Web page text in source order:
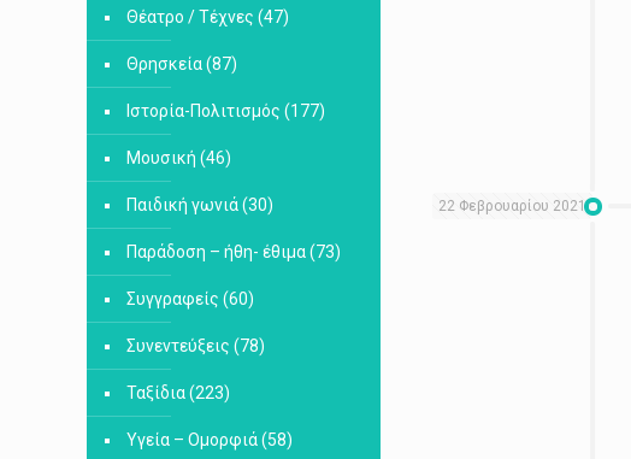
22 Φεβρουαρίου 2021
Θέατρο / Τέχνες (47)
Θρησκεία(87)
Ιστορία-Πολιτισμός (177)
Μουσική (46)
Παιδική γωνιά(30)
Παράδοση – ήθη- έθιμα(73)
Συγγραφείς (60)
Συνεντεύξεις (78)
Ταξίδια(223)
Υγεία – Ομορφιά(58)